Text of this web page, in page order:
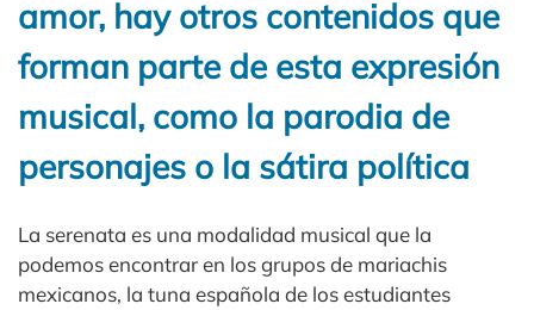
amor, hay otros contenidos que
forman parte de esta expresión
musical, como la parodia de
personajes o la sátira política
La serenata es una modalidad musical que la
podemos encontrar en los grupos de mariachis
mexicanos, la tuna española de los estudiantes